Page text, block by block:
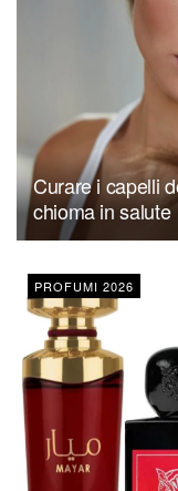
Curare i capelli
chioma in salute
PROFUMI 2026